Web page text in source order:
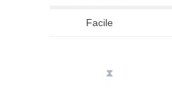
Facile
⧗